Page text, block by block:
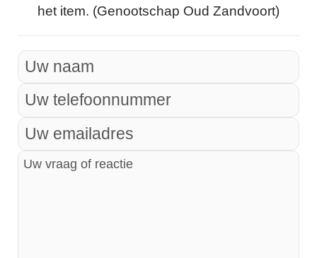
het item. (Genootschap Oud Zandvoort)